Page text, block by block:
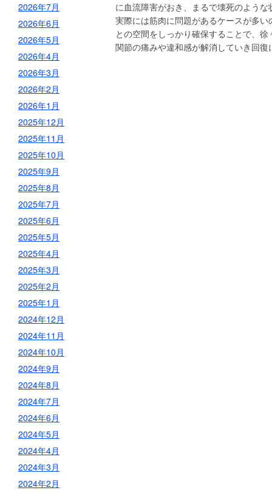
に血流障害がおき、まるで壊死のよう
実際には筋肉に問題があるケースが多
との空間をしっかり確保することで、
関節の痛みや違和感が解消していき回
2026年7月
2026年6月
2026年5月
2026年4月
2026年3月
2026年2月
2026年1月
2025年12月
2025年11月
2025年10月
2025年9月
2025年8月
2025年7月
2025年6月
2025年5月
2025年4月
2025年3月
2025年2月
2025年1月
2024年12月
2024年11月
2024年10月
2024年9月
2024年8月
2024年7月
2024年6月
2024年5月
2024年4月
2024年3月
2024年2月